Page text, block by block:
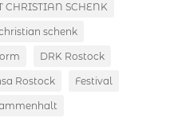
CHRISTIAN SCHENK
schenk
DRK Rostock
Rostock Festival